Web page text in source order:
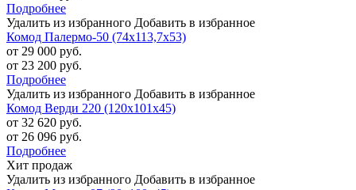
Подробнее
Удалить из избранного Добавить в избранное
Комод Палермо-50 (74х113,7х53)
от 29 000 руб.
от 23 200 руб.
Подробнее
Удалить из избранного Добавить в избранное
Комод Верди 220 (120х101х45)
от 32 620 руб.
от 26 096 руб.
Подробнее
Хит продаж
Удалить из избранного Добавить в избранное